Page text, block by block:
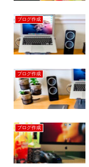
ブログ作成
ブログ作成
ブログ作成